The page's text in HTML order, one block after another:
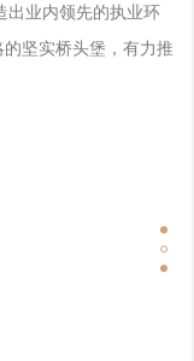
出业内领先的执业环
坚实桥头堡，有力推